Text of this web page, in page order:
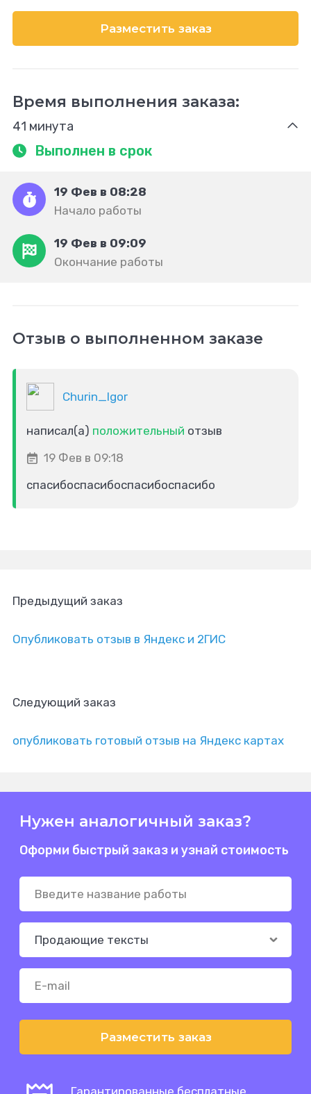
Разместить заказ
Время выполнения заказа:
41 минута
Выполнен в срок
19 Фев в 08:28
Начало работы
19 Фев в 09:09
Окончание работы
Отзыв о выполненном заказе
Churin_Igor
написал(а) положительный отзыв
19 Фев в 09:18
спасибоспасибоспасибоспасибо
Предыдущий заказ
Опубликовать отзыв в Яндекс и 2ГИС
Следующий заказ
опубликовать готовый отзыв на Яндекс картах
Нужен аналогичный заказ?
Оформи быстрый заказ и узнай стоимость
Разместить заказ
Гарантированные бесплатные